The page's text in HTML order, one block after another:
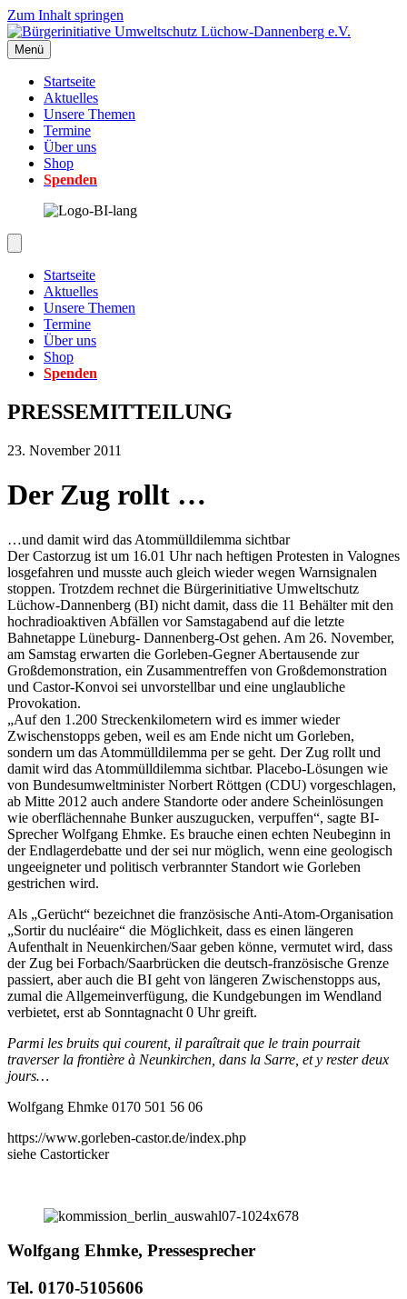
Zum Inhalt springen
Menü
Startseite
Aktuelles
Unsere Themen
Termine
Über uns
Shop
Spenden
Startseite
Aktuelles
Unsere Themen
Termine
Über uns
Shop
Spenden
PRESSEMITTEILUNG
23. November 2011
Der Zug rollt …
…und damit wird das Atommülldilemma sichtbar
Der Castorzug ist um 16.01 Uhr nach heftigen Protesten in Valognes
losgefahren und musste auch gleich wieder wegen Warnsignalen
stoppen. Trotzdem rechnet die Bürgerinitiative Umweltschutz
Lüchow-Dannenberg (BI) nicht damit, dass die 11 Behälter mit den
hochradioaktiven Abfällen vor Samstagabend auf die letzte
Bahnetappe Lüneburg- Dannenberg-Ost gehen. Am 26. November,
am Samstag erwarten die Gorleben-Gegner Abertausende zur
Großdemonstration, ein Zusammentreffen von Großdemonstration
und Castor-Konvoi sei unvorstellbar und eine unglaubliche
Provokation.
„Auf den 1.200 Streckenkilometern wird es immer wieder
Zwischenstopps geben, weil es am Ende nicht um Gorleben,
sondern um das Atommülldilemma per se geht. Der Zug rollt und
damit wird das Atommülldilemma sichtbar. Placebo-Lösungen wie
von Bundesumweltminister Norbert Röttgen (CDU) vorgeschlagen,
ab Mitte 2012 auch andere Standorte oder andere Scheinlösungen
wie oberflächennahe Bunker auszugucken, verpuffen“, sagte BI-
Sprecher Wolfgang Ehmke. Es brauche einen echten Neubeginn in
der Endlagerdebatte und der sei nur möglich, wenn eine geologisch
ungeeigneter und politisch verbrannter Standort wie Gorleben
gestrichen wird.
Als „Gerücht“ bezeichnet die französische Anti-Atom-Organisation
„Sortir du nucléaire“ die Möglichkeit, dass es einen längeren
Aufenthalt in Neuenkirchen/Saar geben könne, vermutet wird, dass
der Zug bei Forbach/Saarbrücken die deutsch-französische Grenze
passiert, aber auch die BI geht von längeren Zwischenstopps aus,
zumal die Allgemeinverfügung, die Kundgebungen im Wendland
verbietet, erst ab Sonntagnacht 0 Uhr greift.
Parmi les bruits qui courent, il paraîtrait que le train pourrait
traverser la frontière à Neunkirchen, dans la Sarre, et y rester deux
jours…
Wolfgang Ehmke 0170 501 56 06
https://www.gorleben-castor.de/index.php
siehe Castorticker
Wolfgang Ehmke, Pressesprecher
Tel. 0170-5105606